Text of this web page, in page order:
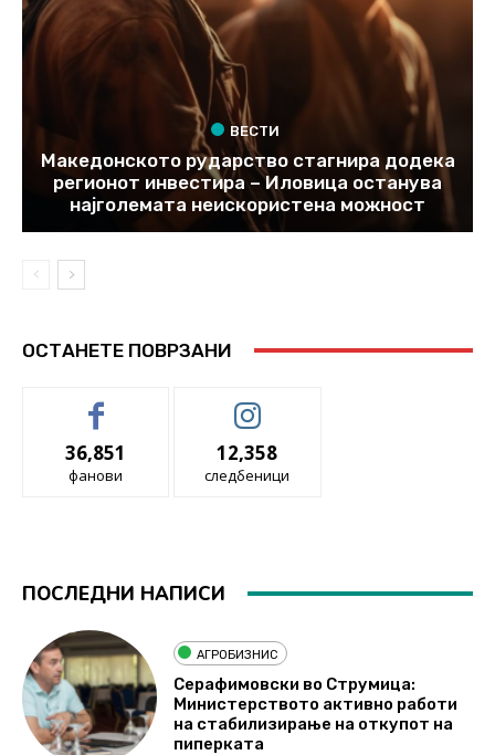
ВЕСТИ
Македонското рударство стагнира додека
регионот инвестира – Иловица останува
најголемата неискористена можност
ОСТАНЕТЕ ПОВРЗАНИ
36,851
фанови
12,358
следбеници
ПОСЛЕДНИ НАПИСИ
АГРОБИЗНИС
Серафимовски во Струмица:
Министерството активно работи
на стабилизирање на откупот на
пиперката